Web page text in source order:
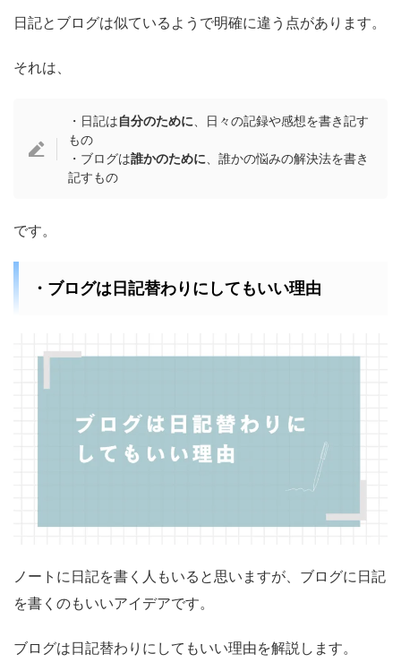
日記とブログは似ているようで明確に違う点があります。
それは、
・日記は自分のために 、日々の記録や感想を書き記す
もの
・ブログは誰かのために 、誰かの悩みの解決法を書き
記すもの
です。
・ブログは日記替わりにしてもいい理由
ノートに日記を書く人もいると思いますが、ブログに日記
を書くのもいいアイデアです。
ブログは日記替わりにしてもいい理由を解説します。